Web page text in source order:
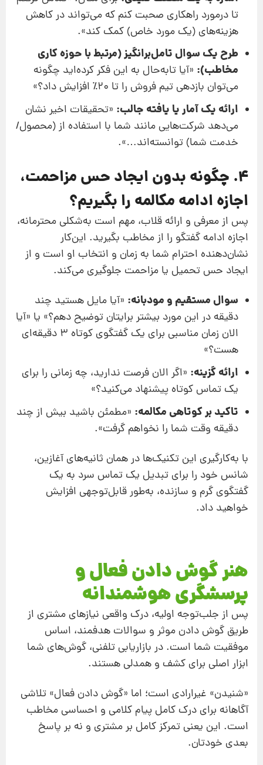
تا درمورد راهکاری صحبت کنم که می‌تواند در کاهش
هزینه‌های (یک مورد خاص) کمک کند».
طرح یک سوال تامل‌برانگیز (مرتبط با حوزه کاری
مخاطب): «آیا تابه‌حال به این فکر کرده‌اید چگونه
می‌توان بازدهی تیم فروش را تا ۲۰٪ افزایش داد؟»
ارائه یک آمار یا یافته جالب: «تحقیقات اخیر نشان
می‌دهد شرکت‌هایی مانند شما با استفاده از (محصول/
خدمت شما) توانسته‌اند…».
۴. چگونه بدون ایجاد حس مزاحمت،
اجازه ادامه مکالمه را بگیریم؟
پس از معرفی و ارائه قلاب، مهم است به‌شکلی محترمانه،
اجازه ادامه گفتگو را از مخاطب بگیرید. این‌کار
نشان‌دهنده احترام شما به زمان و انتخاب او است و از
ایجاد حس تحمیل یا مزاحمت جلوگیری می‌کند.
سوال مستقیم و مودبانه: «آیا مایل هستید چند
دقیقه در این مورد بیشتر برایتان توضیح دهم؟» یا «آیا
الان زمان مناسبی برای یک گفتگوی کوتاه ۳ دقیقه‌ای
هست؟»
ارائه گزینه: «اگر الان فرصت ندارید، چه زمانی را برای
یک تماس کوتاه پیشنهاد می‌کنید؟»
تاکید بر کوتاهی مکالمه: «مطمئن باشید بیش از چند
دقیقه وقت شما را نخواهم گرفت».
با به‌کارگیری این تکنیک‌ها در همان ثانیه‌های آغازین،
شانس خود را برای تبدیل یک تماس سرد به یک
گفتگوی گرم و سازنده، به‌طور قابل‌توجهی افزایش
خواهید داد.
هنر گوش دادن فعال و
پرسشگری هوشمندانه
پس از جلب‌توجه اولیه، درک واقعی نیازهای مشتری از
طریق گوش دادن موثر و سوالات هدفمند، اساس
موفقیت شما است. در بازاریابی تلفنی، گوش‌های شما
ابزار اصلی برای کشف و همدلی هستند.
«شنیدن» غیرارادی است؛ اما «گوش دادن فعال» تلاشی
آگاهانه برای درک کامل پیام کلامی و احساسی مخاطب
است. این یعنی تمرکز کامل بر مشتری و نه بر پاسخ
بعدی خودتان.